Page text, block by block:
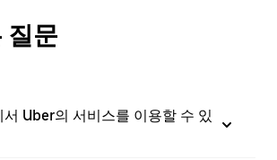
질문
Uber의 서비스를 이용할 수 있